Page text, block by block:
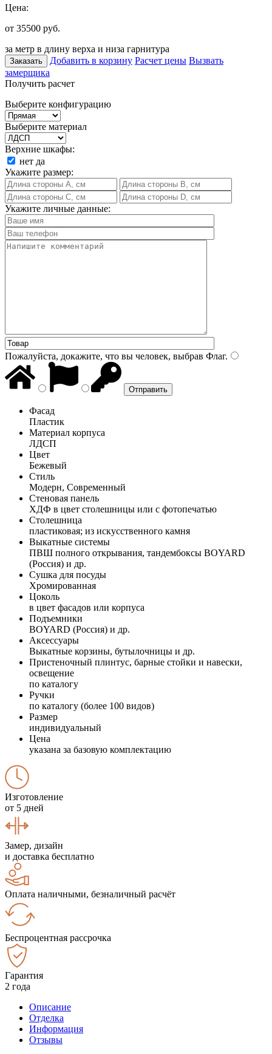
Цена:
от 35500 руб.
за метр в длину верха и низа гарнитура
Заказать Добавить в корзину Расчет цены Вызвать
замерщика
Получить расчет
Выберите конфигурацию
Выберите материал
Верхние шкафы:
нет да
Укажите размер:
Укажите личные данные:
Пожалуйста, докажите, что вы человек, выбрав Флаг.
Фасад
Пластик
Материал корпуса
ЛДСП
Цвет
Бежевый
Стиль
Модерн, Современный
Стеновая панель
ХДФ в цвет столешницы или с фотопечатью
Столешница
пластиковая; из искусственного камня
Выкатные системы
ПВШ полного открывания, тандембоксы BOYARD
(Россия) и др.
Сушка для посуды
Хромированная
Цоколь
в цвет фасадов или корпуса
Подъемники
BOYARD (Россия) и др.
Аксессуары
Выкатные корзины, бутылочницы и др.
Пристеночный плинтус, барные стойки и навески,
освещение
по каталогу
Ручки
по каталогу (более 100 видов)
Размер
индивидуальный
Цена
указана за базовую комплектацию
Изготовление
от 5 дней
Замер, дизайн
и доставка бесплатно
Оплата наличными, безналичный расчёт
Беспроцентная рассрочка
Гарантия
2 года
Описание
Отделка
Информация
Отзывы